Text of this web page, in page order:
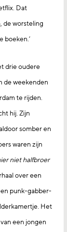
Dat
de worsteling
boeken.’
drie oudere
de weekenden
te rijden.
hij. Zijn
somber en
waren zijn
niet halfbroer
over een
punk-gabber-
Het
een jongen